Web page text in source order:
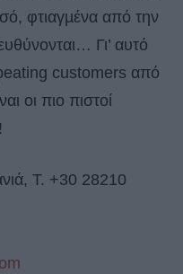
φτιαγµένα από την
Γι’ αυτό
customers από
οι πιο πιστοί
T. +30 28210